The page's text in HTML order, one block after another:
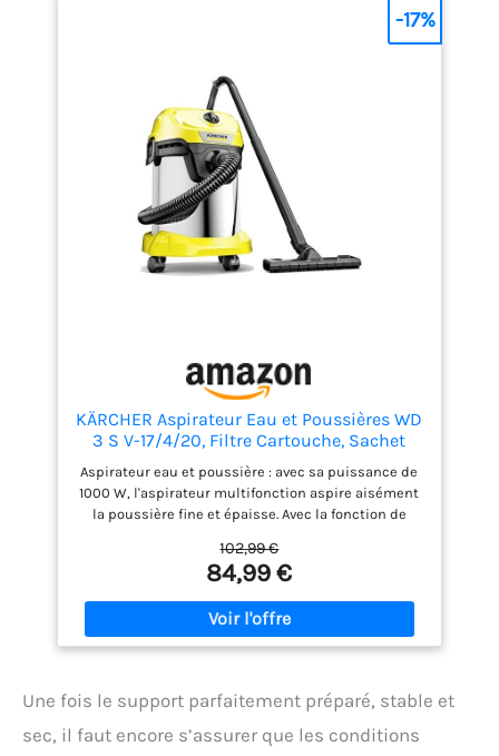
textiles, par exemple : rembourrage, tapis, matelas,
puissance de 1500 W, l'aspirateur multifonction
aspire entièrement la poussière fine et épaisse. La
fonction soufflerie permet de nettoyer facilement
les surfaces; Aspirateur en Cuisine et Maison:
Basculez facilement entre le mode tapis et le mode
sol dur. Fonction de soufflage: En insérant le tuyau
d'aspiration dans le connecteur de sortie, le vide
est transformé en un puissant ventilateur.Alors que
la fonction de soufflerie supplémentaire se branche
sur le port d'échappement pour faciliter le balayage.
KÄRCHER Aspirateur Eau et Poussières WD
3 S V-17/4/20, Filtre Cartouche, Sachet
Ouate, 1000 W, Cuve en Acier Inoxydable :
17 l, Tube d'Aspiration : 2 m, Fonction
Soufflerie, Suceur Sol/Fentes
Aspirateur eau et poussière : avec sa puissance de
1000 W, l'aspirateur multifonction aspire aisément
la poussière fine et épaisse. Avec la fonction de
Aspirateur avec filtre à eau : le WD 3 S V-17420 est
équipé d'un filtre cartouche. Il permet d'aspirer la
poussière humide et sèche en même temps sans
avoir à changer le filtre Design pratique :
l'aspirateur WD 3 dispose d'une cuve en acier
accessoires, cble et flexible Plusieurs utilisations :
l'aspirateur est idéal pour nettoyer la maison, le
jardin ou l'atelier. Il est aussi parfait pour le
102,99 €
84,99 €
-17%
Une fois le support parfaitement préparé, stable et
sec, il faut encore s’assurer que les conditions